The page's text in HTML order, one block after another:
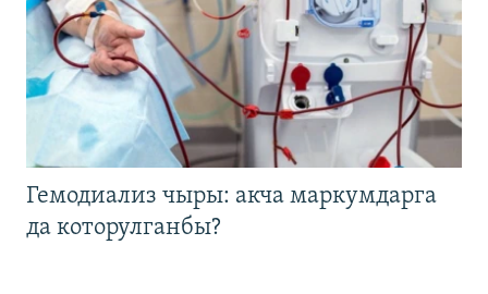
Гемодиализ чыры: акча маркумдарга
да которулганбы?